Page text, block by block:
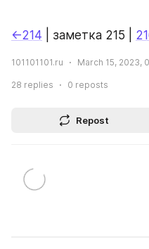
←214 | заметка 215 |
101101101.ru March 15, 2023,
28 replies 0 reposts
Repost